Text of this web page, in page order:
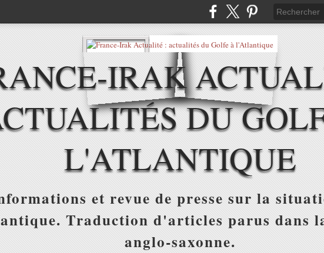
IRAK
DU
L'ATLANTIQUE
et revue de presse sur la
Traduction d'articles parus dans
anglo-saxonne.